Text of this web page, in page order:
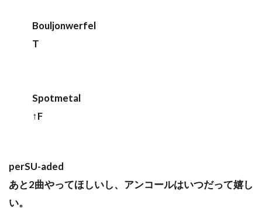
Bouljonwerfel
T
Spotmetal
↑F
perSU-aded
あと2曲やってほしいし、アンコールはいつだって嬉し
い。